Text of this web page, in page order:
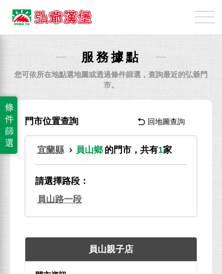
弘
爺
國
業
份
有
限
公
司
服務據點
您可依所在地點選地圖或透過條件篩選，查詢最近的弘爺門
市。
條
件
篩
選
門市位置查詢 回地圖查詢
宜蘭縣 員山鄉 的門市，共有1家
請選擇路段：
員山路一段
員山親子店